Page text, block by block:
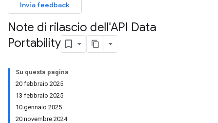
Invia feedback
Note di rilascio dell'API Data
Portability
Su questa pagina
20 febbraio 2025
13 febbraio 2025
10 gennaio 2025
20 novembre 2024